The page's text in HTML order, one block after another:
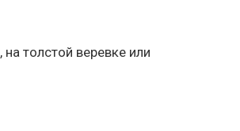
толстой веревке или